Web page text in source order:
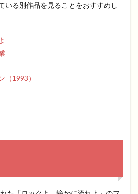
いる別作品を見ることをおすすめし
（1993）